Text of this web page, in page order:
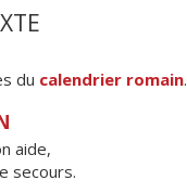
du calendrier romain.
aide,
secours.